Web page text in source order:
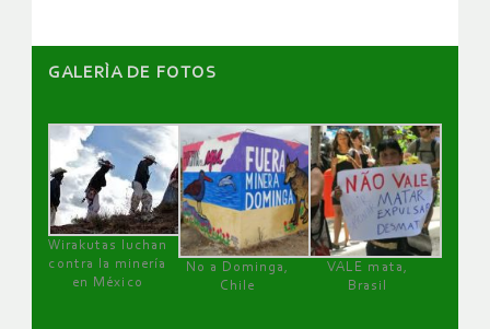
GALERÌA DE FOTOS
Wirakutas luchan
contra la minería
en México
No a Dominga,
Chile
VALE mata,
Brasil